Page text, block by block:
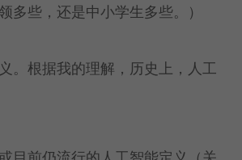
多些，还是中小学生多些。）
。根据我的理解，历史上，人工